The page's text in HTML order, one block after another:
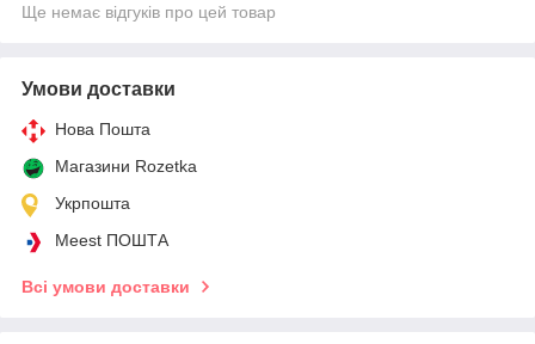
Ще немає відгуків про цей товар
Умови доставки
Нова Пошта
Магазини Rozetka
Укрпошта
Meest ПОШТА
Всі умови доставки